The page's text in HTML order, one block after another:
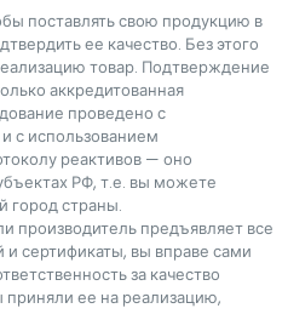
поставлять свою продукцию в
ее качество. Без этого
товар. Подтверждение
аккредитованная
проведено с
с использованием
реактивов — оно
РФ, т.е. вы можете
город страны.
производитель предъявляет все
сертификаты, вы вправе сами
за качество
приняли ее на реализацию,